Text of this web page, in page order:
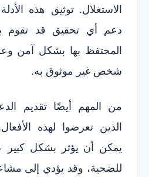
الاستغلال. توثيق هذه
دعم أي تحقيق قد تقوم
المحتفظ بها بشكل آمن
شخص غير موثوق به.
من المهم أيضًا تقديم
الذين تعرضوا لهذه الأفعال.
يمكن أن يؤثر بشكل كبير
للضحية، وقد يؤدي إلى